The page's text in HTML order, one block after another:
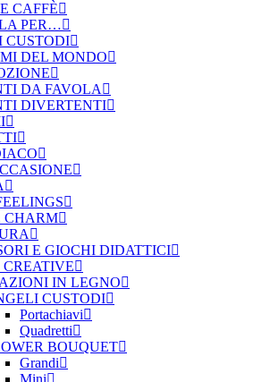
CAFFÈ
PER…
CUSTODI
DEL MONDO
DA FAVOLA
DIVERTENTI
CHARM
E GIOCHI DIDATTICI
IN LEGNO
CUSTODI
Portachiavi
Quadretti
BOUQUET
Grandi
Mini